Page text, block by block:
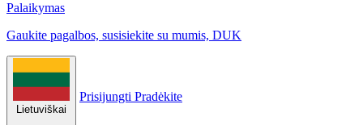
Palaikymas
Gaukite pagalbos, susisiekite su mumis, DUK
Lietuviškai
Prisijungti Pradėkite